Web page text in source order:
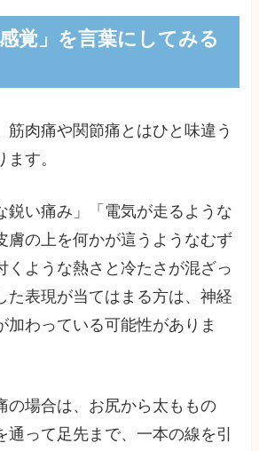
覚」を言葉にしてみる
筋肉痛や関節痛とはひと味違う
す。
鋭い痛み」「電気が走るような
膚の上を何かが這うようなむず
くような熱さと冷たさが混ざっ
た表現が当てはまる方は、神経
加わっている可能性がありま
の場合は、お尻から太ももの
通って足先まで、一本の線を引